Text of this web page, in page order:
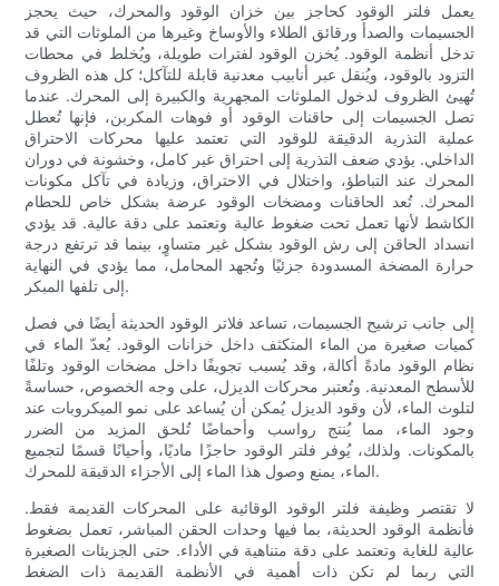
يعمل فلتر الوقود كحاجز بين خزان الوقود والمحرك، حيث يحجز
الجسيمات والصدأ ورقائق الطلاء والأوساخ وغيرها من الملوثات التي قد
تدخل أنظمة الوقود. يُخزن الوقود لفترات طويلة، ويُخلط في محطات
التزود بالوقود، ويُنقل عبر أنابيب معدنية قابلة للتآكل؛ كل هذه الظروف
تُهيئ الظروف لدخول الملوثات المجهرية والكبيرة إلى المحرك. عندما
تصل الجسيمات إلى حاقنات الوقود أو فوهات المكربن، فإنها تُعطل
عملية التذرية الدقيقة للوقود التي تعتمد عليها محركات الاحتراق
الداخلي. يؤدي ضعف التذرية إلى احتراق غير كامل، وخشونة في دوران
المحرك عند التباطؤ، واختلال في الاحتراق، وزيادة في تآكل مكونات
المحرك. تُعد الحاقنات ومضخات الوقود عرضة بشكل خاص للحطام
الكاشط لأنها تعمل تحت ضغوط عالية وتعتمد على دقة عالية. قد يؤدي
انسداد الحاقن إلى رش الوقود بشكل غير متساوٍ، بينما قد ترتفع درجة
حرارة المضخة المسدودة جزئيًا وتُجهد المحامل، مما يؤدي في النهاية
إلى تلفها المبكر.
إلى جانب ترشيح الجسيمات، تساعد فلاتر الوقود الحديثة أيضًا في فصل
كميات صغيرة من الماء المتكثف داخل خزانات الوقود. يُعدّ الماء في
نظام الوقود مادةً أكالة، وقد يُسبب تجويفًا داخل مضخات الوقود وتلفًا
للأسطح المعدنية. وتُعتبر محركات الديزل، على وجه الخصوص، حساسةً
لتلوث الماء، لأن وقود الديزل يُمكن أن يُساعد على نمو الميكروبات عند
وجود الماء، مما يُنتج رواسب وأحماضًا تُلحق المزيد من الضرر
بالمكونات. ولذلك، يُوفر فلتر الوقود حاجزًا ماديًا، وأحيانًا قسمًا لتجميع
الماء، يمنع وصول هذا الماء إلى الأجزاء الدقيقة للمحرك.
لا تقتصر وظيفة فلتر الوقود الوقائية على المحركات القديمة فقط.
فأنظمة الوقود الحديثة، بما فيها وحدات الحقن المباشر، تعمل بضغوط
عالية للغاية وتعتمد على دقة متناهية في الأداء. حتى الجزيئات الصغيرة
التي ربما لم تكن ذات أهمية في الأنظمة القديمة ذات الضغط